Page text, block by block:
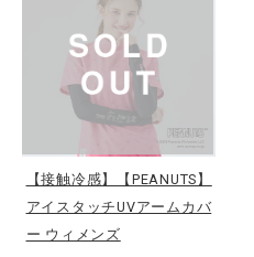
【接触冷感】【PEANUTS】
アイスタッチUVアームカバ
ー ウィメンズ